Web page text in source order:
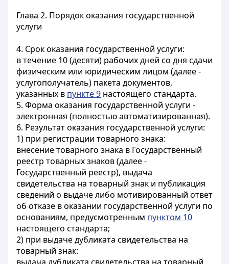
Глава 2. Порядок оказания государственной
услуги
4. Срок оказания государственной услуги:
в течение 10 (десяти) рабочих дней со дня сдачи
физическим или юридическим лицом (далее -
услугополучатель) пакета документов,
указанных в пункте 9 настоящего стандарта.
5. Форма оказания государственной услуги -
электронная (полностью автоматизированная).
6. Результат оказания государственной услуги:
1) при регистрации товарного знака:
внесение товарного знака в Государственный
реестр товарных знаков (далее -
Государственный реестр), выдача
свидетельства на товарный знак и публикация
сведений о выдаче либо мотивированный ответ
об отказе в оказании государственной услуги по
основаниям, предусмотренным пунктом 10
настоящего стандарта;
2) при выдаче дубликата свидетельства на
товарный знак: